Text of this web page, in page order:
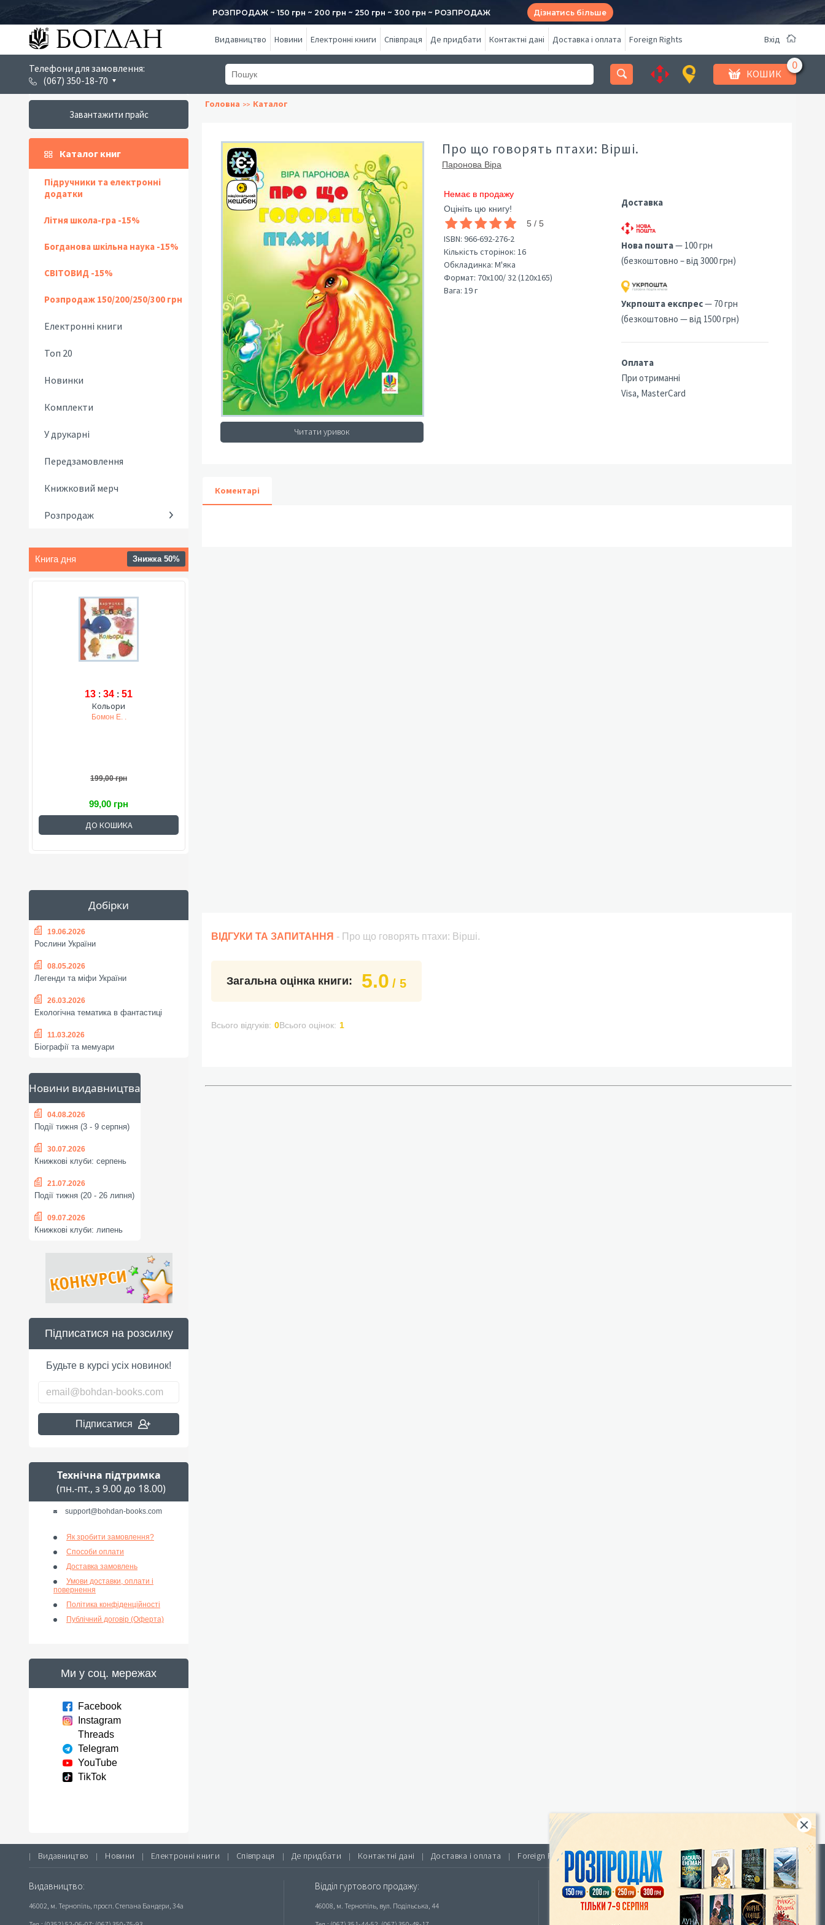
РОЗПРОДАЖ ~ 150 грн ~ 200 грн ~ 250 грн ~ 300 грн ~ РОЗПРОДАЖ Дізнатись більше
Видавництво Новини Електронні книги Співпраця Де придбати Контактні дані Доставка і оплата Foreign Rights Вхід
Телефони для замовлення:
(067) 350-18-70
КОШИК
Завантажити прайс
Каталог книг
Підручники та електронні
додатки
Літня школа-гра -15%
Богданова шкільна наука -15%
СВІТОВИД -15%
Розпродаж 150/200/250/300 грн
Електронні книги
Топ 20
Новинки
Комплекти
У друкарні
Передзамовлення
Книжковий мерч
Розпродаж
Книга дня Знижка 50%
13 : 34 : 50
Кольори
Бомон Е. .
199,00 грн
99,00 грн
ДО КОШИКА
Добірки
19.06.2026
Рослини України
08.05.2026
Легенди та міфи України
26.03.2026
Екологічна тематика в фантастиці
11.03.2026
Біографії та мемуари
Новини видавництва
04.08.2026
Події тижня (3 - 9 серпня)
30.07.2026
Книжкові клуби: серпень
21.07.2026
Події тижня (20 - 26 липня)
09.07.2026
Книжкові клуби: липень
Підписатися на розсилку
Будьте в курсі усіх новинок!
Підписатися
Технічна підтримка
(пн.-пт., з 9.00 до 18.00)
support@bohdan-books.com
Як зробити замовлення?
Способи оплати
Доставка замовлень
Умови доставки, оплати і
повернення
Політика конфіденційності
Публічний договір (Оферта)
Ми у соц. мережах
Facebook
Instagram
Threads
Telegram
YouTube
TikTok
Головна Каталог
Читати уривок
Про що говорять птахи: Вірші.
Паронова Віра
Немає в продажу
Оцініть цю книгу!
5 / 5
ISBN: 966-692-276-2
Кількість сторінок: 16
Обкладинка: М'яка
Формат: 70х100/ 32 (120х165)
Вага: 19 г
Доставка
Нова пошта— 100 грн
(безкоштовно – від 3000 грн)
Укрпошта експрес— 70 грн
(безкоштовно — від 1500 грн)
Оплата
При отриманні
Visa, MasterCard
Коментарі
ВІДГУКИ ТА ЗАПИТАННЯ - Про що говорять птахи: Вірші.
Загальна оцінка книги: 5.0 / 5
Всього відгуків: 0Всього оцінок: 1
| Видавництво | Новини | Електронні книги | Співпраця | Де придбати | Контактні дані | Доставка і оплата | Foreign Rights |
Видавництво:
46002, м. Тернопіль, просп. Степана Бандери, 34а
Відділ гуртового продажу:
46008, м. Тернопіль, вул. Подільська, 44
Інтернет-магазин «Видавництво Богдан»:
46018, м. Тернопіль, А/С 529